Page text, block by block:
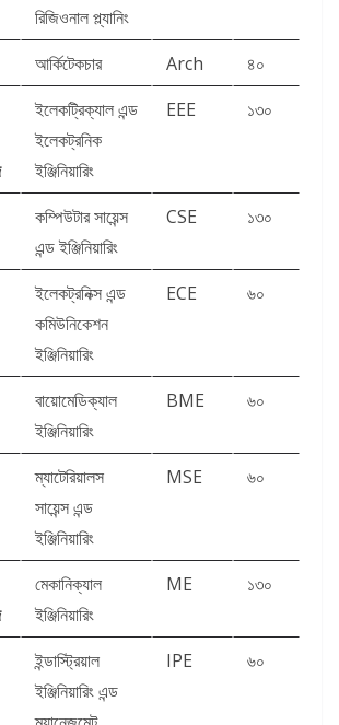
রিজিওনাল প্ল্যানিং
আর্কিটেকচার Arch
৪০
ইলেকট্রিক্যাল এন্ড
ইলেকট্রনিক
ইঞ্জিনিয়ারিং
EEE ১৩০
কম্পিউটার সায়েন্স
এন্ড ইঞ্জিনিয়ারিং
CSE ১৩০
ইলেকট্রনিক্স এন্ড
কমিউনিকেশন
ইঞ্জিনিয়ারিং
ECE ৬০
বায়োমেডিক্যাল
ইঞ্জিনিয়ারিং
BME ৬০
ম্যাটেরিয়ালস
সায়েন্স এন্ড
ইঞ্জিনিয়ারিং
MSE ৬০
মেকানিক্যাল
ইঞ্জিনিয়ারিং
ME ১৩০
ইন্ডাস্ট্রিয়াল
ইঞ্জিনিয়ারিং এন্ড
IPE ৬০